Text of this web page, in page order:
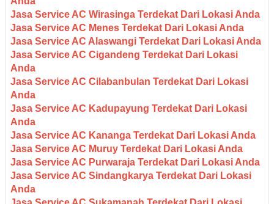
Jasa Service AC Wirasinga Terdekat Dari Lokasi Anda
Jasa Service AC Menes Terdekat Dari Lokasi Anda
Jasa Service AC Alaswangi Terdekat Dari Lokasi Anda
Jasa Service AC Cigandeng Terdekat Dari Lokasi
Anda
Jasa Service AC Cilabanbulan Terdekat Dari Lokasi
Anda
Jasa Service AC Kadupayung Terdekat Dari Lokasi
Anda
Jasa Service AC Kananga Terdekat Dari Lokasi Anda
Jasa Service AC Muruy Terdekat Dari Lokasi Anda
Jasa Service AC Purwaraja Terdekat Dari Lokasi Anda
Jasa Service AC Sindangkarya Terdekat Dari Lokasi
Anda